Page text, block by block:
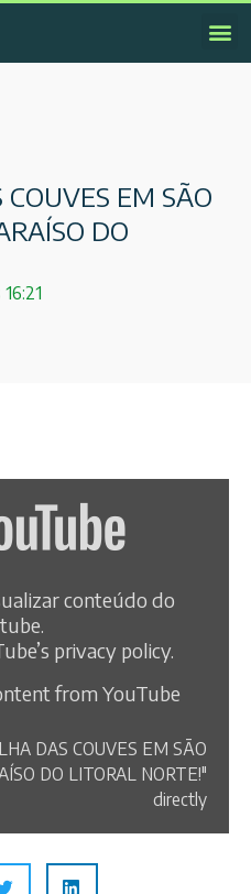
EM SÃO
DO
16:21
conteúdo do
privacy policy.
from YouTube
DAS COUVES EM SÃO
DO LITORAL NORTE!"
directly